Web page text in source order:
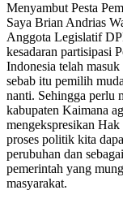
Menyambut Pesta
Saya Brian Andrias
Anggota Legislatif
kesadaran partisipasi
Indonesia telah
sebab itu pemilih
nanti. Sehingga perlu
kabupaten Kaimana
mengekspresikan
proses politik kita
perubuhan dan
pemerintah yang
masyarakat.